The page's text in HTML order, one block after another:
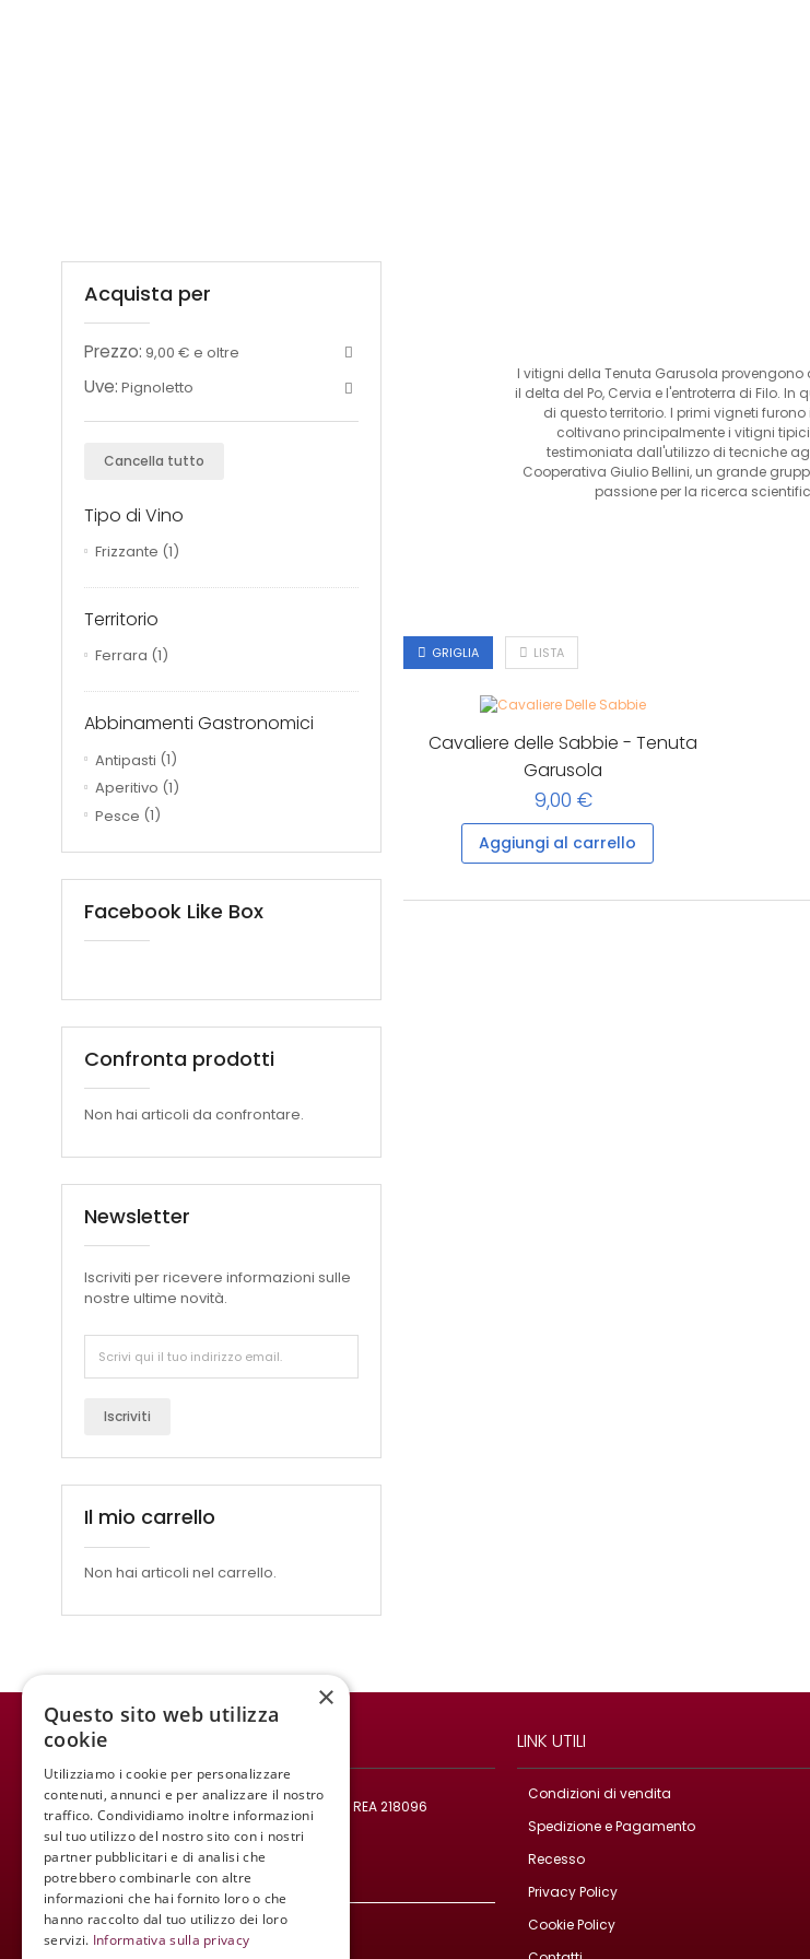
I vitigni della Tenuta Garusola provengono
il delta del Po, Cervia e l'entroterra di Filo.
di questo territorio. I primi vigneti
coltivano principalmente i vitigni
testimoniata dall'utilizzo di tecniche
Cooperativa Giulio Bellini, un grande
passione per la ricerca
GRIGLIA LISTA
Cavaliere delle Sabbie - Tenuta
Garusola
9,00 €
Aggiungi al carrello
Acquista per
Prezzo: 9,00 € e oltre
Uve: Pignoletto
Cancella tutto
Tipo di Vino
Frizzante (1)
Territorio
Ferrara (1)
Abbinamenti Gastronomici
Antipasti (1)
Aperitivo (1)
Pesce (1)
Facebook Like Box
Confronta prodotti
Non hai articoli da confrontare.
Newsletter
Iscriviti per ricevere informazioni sulle
nostre ultime novità.
Iscriviti
Il mio carrello
Non hai articoli nel carrello.
WINE MEETING ER
© 2021 All rights reserved.
Codice fiscale e Partita IVA: 02008890382 - REA 218096
Mail:
infowinemeetinger@gmail.com
Tel:
+39 340 413 8251
LINK UTILI
Condizioni di vendita
Spedizione e Pagamento
Recesso
Privacy Policy
Cookie Policy
×
Questo sito web utilizza
cookie
Utilizziamo i cookie per personalizzare
contenuti, annunci e per analizzare il nostro
traffico. Condividiamo inoltre informazioni
sul tuo utilizzo del nostro sito con i nostri
partner pubblicitari e di analisi che
potrebbero combinarle con altre
informazioni che hai fornito loro o che
hanno raccolto dal tuo utilizzo dei loro
servizi. Informativa sulla privacy